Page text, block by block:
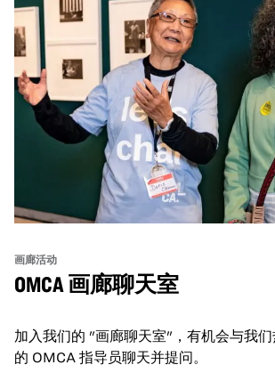
画廊活动
OMCA 画廊聊天室
加入我们的 "画廊聊天室"，有机会与我
的 OMCA 指导员聊天并提问。